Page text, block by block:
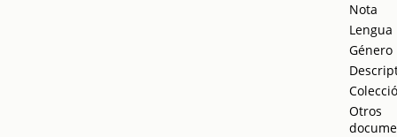
Nota
Lengua
Género
Otros